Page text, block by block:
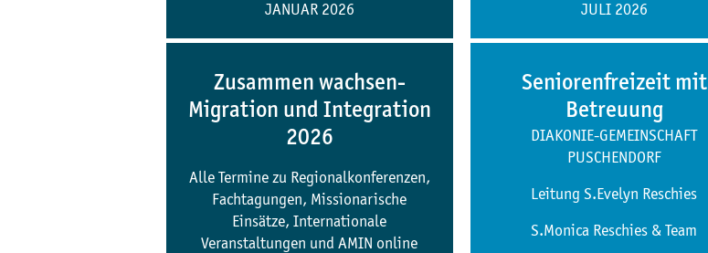
JANUAR 2026
Zusammen wachsen-
Migration und Integration
2026
Alle Termine zu Regionalkonferenzen,
Fachtagungen, Missionarische
Einsätze, Internationale
Veranstaltungen und AMIN online
JULI 2026
Seniorenfreizeit mit
Betreuung
DIAKONIE-GEMEINSCHAFT
PUSCHENDORF
Leitung S.Evelyn Reschies
S.Monica Reschies & Team